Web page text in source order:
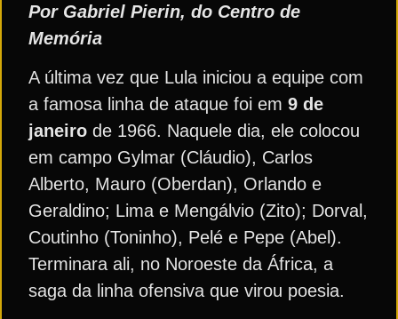
Por Gabriel Pierin, do Centro de
Memória
A última vez que Lula iniciou a equipe com
a famosa linha de ataque foi em 9 de
janeiro de 1966. Naquele dia, ele colocou
em campo Gylmar (Cláudio), Carlos
Alberto, Mauro (Oberdan), Orlando e
Geraldino; Lima e Mengálvio (Zito); Dorval,
Coutinho (Toninho), Pelé e Pepe (Abel).
Terminara ali, no Noroeste da África, a
saga da linha ofensiva que virou poesia.